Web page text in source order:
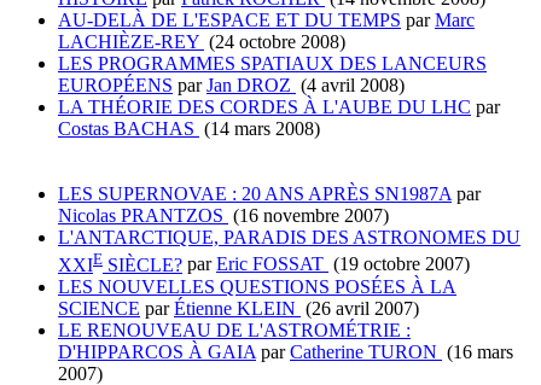
AU-DELÀ DE L'ESPACE ET DU TEMPS parMarc
LACHIÈZE-REY (24 octobre 2008)
LES PROGRAMMES SPATIAUX DES LANCEURS
EUROPÉENS parJan DROZ (4 avril 2008)
LA THÉORIE DES CORDES À L'AUBE DU LHC par
Costas BACHAS (14 mars 2008)
LES SUPERNOVAE : 20 ANS APRÈS SN1987Apar
Nicolas PRANTZOS (16 novembre 2007)
L'ANTARCTIQUE, PARADIS DES ASTRONOMES DU
XXIE SIÈCLE? parEric FOSSAT (19 octobre 2007)
LES NOUVELLES QUESTIONS POSÉES À LA
SCIENCE parÉtienne KLEIN (26 avril 2007)
LE RENOUVEAU DE L'ASTROMÉTRIE :
D'HIPPARCOS À GAIA parCatherine TURON (16 mars
2007)